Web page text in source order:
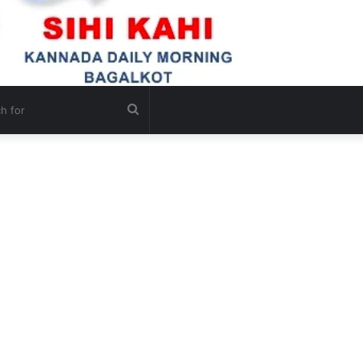
Search